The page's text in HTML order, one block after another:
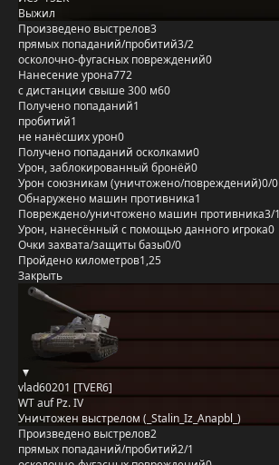
Выжил
Произведено выстрелов3
прямых попаданий/пробитий3/2
осколочно-фугасных повреждений0
Нанесение урона772
с дистанции свыше 300 м60
Получено попаданий1
пробитий1
не нанёсших урон0
Получено попаданий осколками0
Урон, заблокированный бронёй0
Урон союзникам (уничтожено/повреждений)0/0
Обнаружено машин противника1
Повреждено/уничтожено машин противника3/1
Урон, нанесённый с помощью данного игрока0
Очки захвата/защиты базы0/0
Пройдено километров1,25
Закрыть
vlad60201 [TVER6]
WT auf Pz. IV
Уничтожен выстрелом (_Stalin_Iz_Anapbl_)
Произведено выстрелов2
прямых попаданий/пробитий2/1